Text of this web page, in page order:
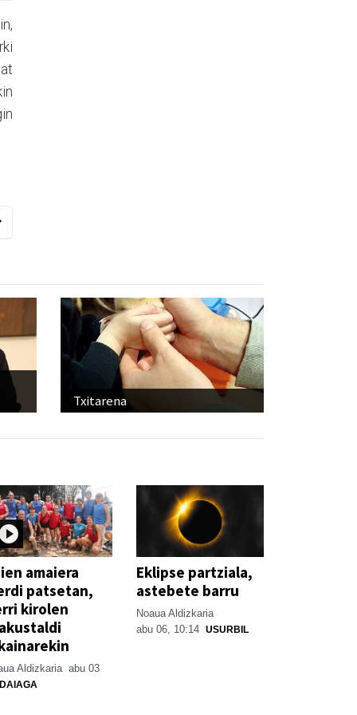
Txitarena
amaiera
patsetan,
kirolen
Aldizkaria abu 03
Eklipse partziala,
astebete barru
Noaua Aldizkaria
abu 06, 10:14 USURBIL